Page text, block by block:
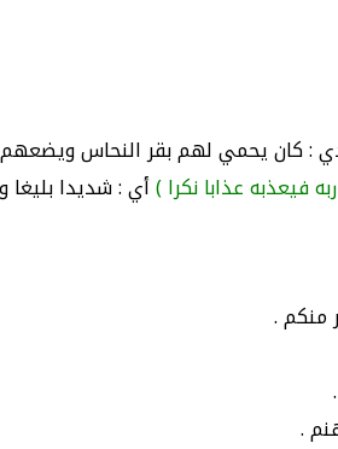
: كان يحمي لهم بقر النحاس
فيعذبه عذابا نكرا )أي : شديدا بليغا
منكم .
.